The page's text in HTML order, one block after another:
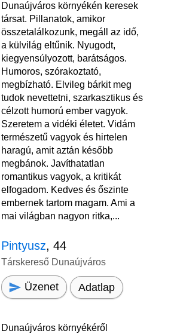
Dunaújváros környékén keresek
társat. Pillanatok, amikor
összetalálkozunk, megáll az idő,
a külvilág eltűnik. Nyugodt,
kiegyensúlyozott, barátságos.
Humoros, szórakoztató,
megbízható. Elvileg bárkit meg
tudok nevettetni, szarkasztikus és
célzott humorú ember vagyok.
Szeretem a vidéki életet. Vidám
természetű vagyok és hirtelen
haragú, amit aztán később
megbánok. Javíthatatlan
romantikus vagyok, a kritikát
elfogadom. Kedves és őszinte
embernek tartom magam. Ami a
mai világban nagyon ritka,...
Pintyusz, 44
Társkereső Dunaújváros
Üzenet Adatlap
Dunaújváros környékéről